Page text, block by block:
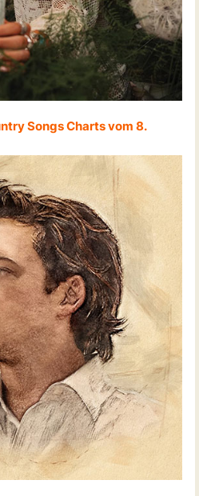
Songs Charts vom 8.